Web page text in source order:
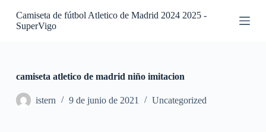
SCamiseta de fútbol Atletico de Madrid 2024 2025 -
SuperVigo
camiseta atletico de madrid niño imitacion
istern 9 de junio de 2021 Uncategorized